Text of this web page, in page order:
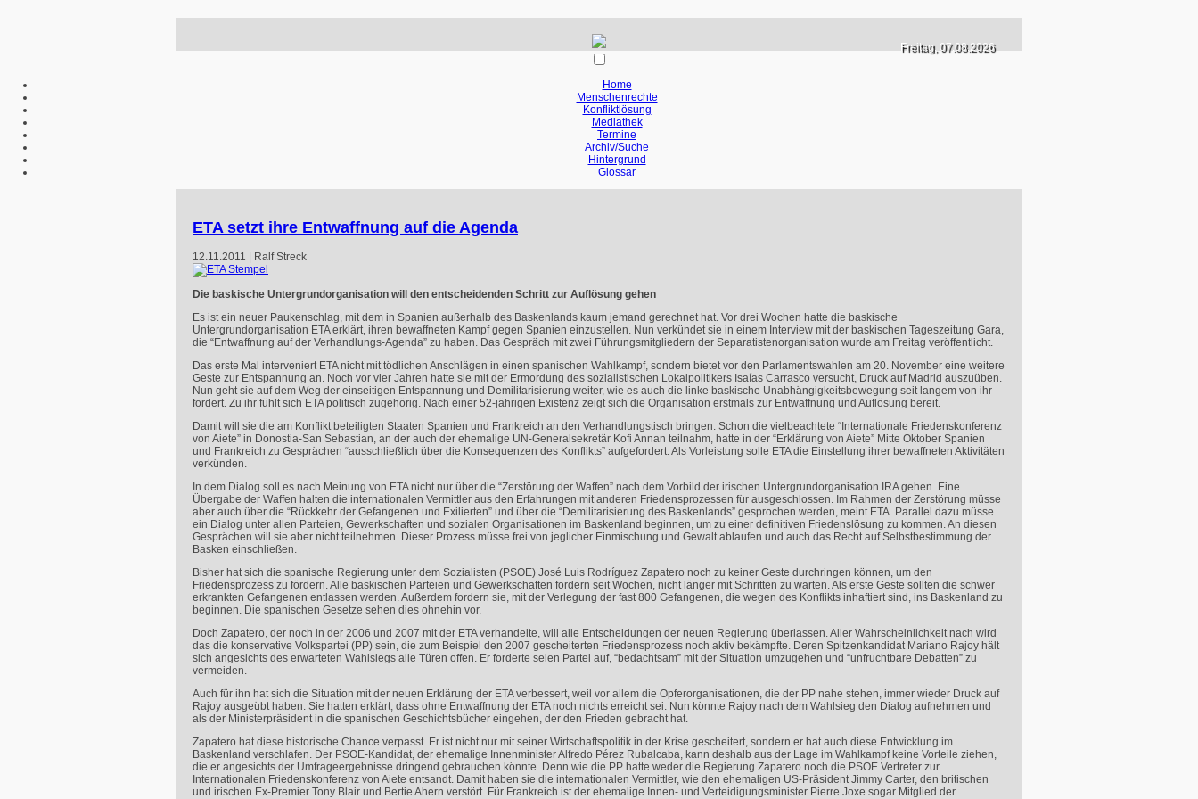
Freitag, 07.08.2026
Home
Menschenrechte
Konfliktlösung
Mediathek
Termine
Archiv/Suche
Hintergrund
Glossar
ETA setzt ihre Entwaffnung auf die Agenda
12.11.2011 | Ralf Streck
Die baskische Untergrundorganisation will den entscheidenden Schritt zur Auflösung gehen
Es ist ein neuer Paukenschlag, mit dem in Spanien außerhalb des Baskenlands kaum jemand gerechnet hat. Vor drei Wochen hatte die baskische
Untergrundorganisation ETAerklärt, ihren bewaffneten Kampf gegen Spanien einzustellen. Nun verkündet sie in einem Interview mit der baskischen Tageszeitung Gara,
die “Entwaffnung auf der Verhandlungs-Agenda” zu haben. Das Gespräch mit zwei Führungsmitgliedern der Separatistenorganisation wurde am Freitag veröffentlicht.
Das erste Mal interveniert ETAnicht mit tödlichen Anschlägen in einen spanischen Wahlkampf, sondern bietet vor den Parlamentswahlen am 20. November eine weitere
Geste zur Entspannung an. Noch vor vier Jahren hatte sie mit der Ermordung des sozialistischen Lokalpolitikers Isaías Carrasco versucht, Druck auf Madrid auszuüben.
Nun geht sie auf dem Weg der einseitigen Entspannung und Demilitarisierung weiter, wie es auch die linke baskische Unabhängigkeitsbewegung seit langem von ihr
fordert. Zu ihr fühlt sich ETApolitisch zugehörig. Nach einer 52-jährigen Existenz zeigt sich die Organisation erstmals zur Entwaffnung und Auflösung bereit.
Damit will sie die am Konflikt beteiligten Staaten Spanien und Frankreich an den Verhandlungstisch bringen. Schon die vielbeachtete “Internationale Friedenskonferenz
von Aiete” in Donostia-San Sebastian, an der auch der ehemalige UN-Generalsekretär Kofi Annan teilnahm, hatte in der “Erklärung von Aiete” Mitte Oktober Spanien
und Frankreich zu Gesprächen “ausschließlich über die Konsequenzen des Konflikts” aufgefordert. Als Vorleistung solle ETAdie Einstellung ihrer bewaffneten Aktivitäten
verkünden.
In dem Dialog soll es nach Meinung von ETAnicht nur über die “Zerstörung der Waffen” nach dem Vorbild der irischen Untergrundorganisation IRAgehen. Eine
Übergabe der Waffen halten die internationalen Vermittler aus den Erfahrungen mit anderen Friedensprozessen für ausgeschlossen. Im Rahmen der Zerstörung müsse
aber auch über die “Rückkehr der Gefangenen und Exilierten” und über die “Demilitarisierung des Baskenlands” gesprochen werden, meint ETA. Parallel dazu müsse
ein Dialog unter allen Parteien, Gewerkschaften und sozialen Organisationen im Baskenland beginnen, um zu einer definitiven Friedenslösung zu kommen. An diesen
Gesprächen will sie aber nicht teilnehmen. Dieser Prozess müsse frei von jeglicher Einmischung und Gewalt ablaufen und auch das Recht auf Selbstbestimmung der
Basken einschließen.
Bisher hat sich die spanische Regierung unter dem Sozialisten (PSOE) José Luis Rodríguez Zapatero noch zu keiner Geste durchringen können, um den
Friedensprozess zu fördern. Alle baskischen Parteien und Gewerkschaften fordern seit Wochen, nicht länger mit Schritten zu warten. Als erste Geste sollten die schwer
erkrankten Gefangenen entlassen werden. Außerdem fordern sie, mit der Verlegung der fast 800 Gefangenen, die wegen des Konflikts inhaftiert sind, ins Baskenland zu
beginnen. Die spanischen Gesetze sehen dies ohnehin vor.
Doch Zapatero, der noch in der 2006 und 2007 mit der ETAverhandelte, will alle Entscheidungen der neuen Regierung überlassen. Aller Wahrscheinlichkeit nach wird
das die konservative Volkspartei (PP) sein, die zum Beispiel den 2007 gescheiterten Friedensprozess noch aktiv bekämpfte. Deren Spitzenkandidat Mariano Rajoy hält
sich angesichts des erwarteten Wahlsiegs alle Türen offen. Er forderte seien Partei auf, “bedachtsam” mit der Situation umzugehen und “unfruchtbare Debatten” zu
vermeiden.
Auch für ihn hat sich die Situation mit der neuen Erklärung der ETAverbessert, weil vor allem die Opferorganisationen, die der PP nahe stehen, immer wieder Druck auf
Rajoy ausgeübt haben. Sie hatten erklärt, dass ohne Entwaffnung der ETAnoch nichts erreicht sei. Nun könnte Rajoy nach dem Wahlsieg den Dialog aufnehmen und
als der Ministerpräsident in die spanischen Geschichtsbücher eingehen, der den Frieden gebracht hat.
Zapatero hat diese historische Chance verpasst. Er ist nicht nur mit seiner Wirtschaftspolitik in der Krise gescheitert, sondern er hat auch diese Entwicklung im
Baskenland verschlafen. Der PSOE-Kandidat, der ehemalige Innenminister Alfredo Pérez Rubalcaba, kann deshalb aus der Lage im Wahlkampf keine Vorteile ziehen,
die er angesichts der Umfrageergebnisse dringend gebrauchen könnte. Denn wie die PP hatte weder die Regierung Zapatero noch die PSOE Vertreter zur
Internationalen Friedenskonferenz von Aiete entsandt. Damit haben sie die internationalen Vermittler, wie den ehemaligen US-Präsident Jimmy Carter, den britischen
und irischen Ex-Premier Tony Blair und Bertie Ahern verstört. Für Frankreich ist der ehemalige Innen- und Verteidigungsminister Pierre Joxe sogar Mitglied der